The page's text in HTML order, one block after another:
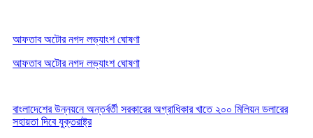
আফতাব অটোর নগদ লভ্যাংশ ঘোষণা
আফতাব অটোর নগদ লভ্যাংশ ঘোষণা
বাংলাদেশের উন্নয়নে অন্তর্বর্তী সরকারের অগ্রাধিকার খাতে ২০০ মিলিয়ন ডলারের
সহায়তা দিবে যুক্তরাষ্ট্র